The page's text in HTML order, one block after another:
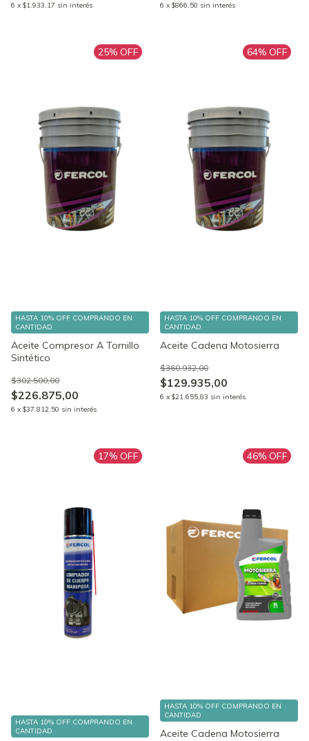
6 x $1.933,17 sin interés 6 x $866,50 sin interés
Aceite Compresor A Tornillo
Sintético
$226.875,00
$302.500,00
25% OFF
6 x $37.812,50 sin interés
HASTA 10% OFF COMPRANDO EN
CANTIDAD
Aceite Cadena Motosierra
$129.935,00
$360.932,00
64% OFF
6 x $21.655,83 sin interés
HASTA 10% OFF COMPRANDO EN
CANTIDAD
17% OFF
HASTA 10% OFF COMPRANDO EN
CANTIDAD
Aceite Cadena Motosierra
46% OFF
HASTA 10% OFF COMPRANDO EN
CANTIDAD